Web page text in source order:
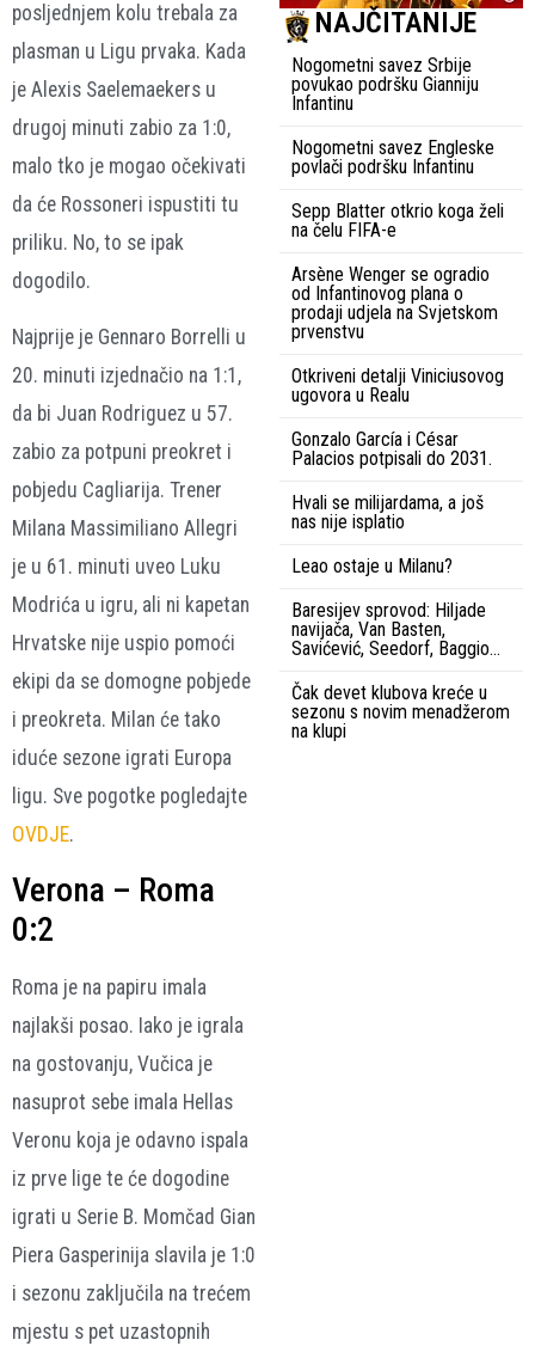
posljednjem kolu trebala za
plasman u Ligu prvaka. Kada
je Alexis Saelemaekers u
drugoj minuti zabio za 1:0,
malo tko je mogao očekivati
da će Rossoneri ispustiti tu
priliku. No, to se ipak
dogodilo.
Najprije je Gennaro Borrelli u
20. minuti izjednačio na 1:1,
da bi Juan Rodriguez u 57.
zabio za potpuni preokret i
pobjedu Cagliarija. Trener
Milana Massimiliano Allegri
je u 61. minuti uveo Luku
Modrića u igru, ali ni kapetan
Hrvatske nije uspio pomoći
ekipi da se domogne pobjede
i preokreta. Milan će tako
iduće sezone igrati Europa
ligu. Sve pogotke pogledajte
OVDJE.
Verona – Roma
0:2
Roma je na papiru imala
najlakši posao. Iako je igrala
na gostovanju, Vučica je
nasuprot sebe imala Hellas
Veronu koja je odavno ispala
iz prve lige te će dogodine
igrati u Serie B. Momčad Gian
Piera Gasperinija slavila je 1:0
i sezonu zaključila na trećem
mjestu s pet uzastopnih
NAJČITANIJE
Nogometni savez Srbije
povukao podršku Gianniju
Infantinu
Nogometni savez Engleske
povlači podršku Infantinu
Sepp Blatter otkrio koga želi
na čelu FIFA-e
Arsène Wenger se ogradio
od Infantinovog plana o
prodaji udjela na Svjetskom
prvenstvu
Otkriveni detalji Viniciusovog
ugovora u Realu
Gonzalo García i César
Palacios potpisali do 2031.
Hvali se milijardama, a još
nas nije isplatio
Leao ostaje u Milanu?
Baresijev sprovod: Hiljade
navijača, Van Basten,
Savićević, Seedorf, Baggio…
Čak devet klubova kreće u
sezonu s novim menadžerom
na klupi